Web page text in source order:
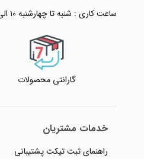
ساعت کاری : شنبه تا چهارشنبه ۱۰ الی ۱۷(به جز ایام تعطیل)
گارانتی محصولات
خدمات مشتریان
راهنمای ثبت تیکت پشتیبانی